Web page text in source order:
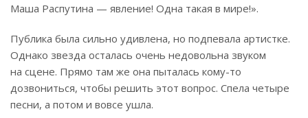
Маша Распутина — явление! Одна такая в мире!».
Публика была сильно удивлена, но подпевала артистке.
Однако звезда осталась очень недовольна звуком
на сцене. Прямо там же она пыталась кому-то
дозвониться, чтобы решить этот вопрос. Спела четыре
песни, а потом и вовсе ушла.